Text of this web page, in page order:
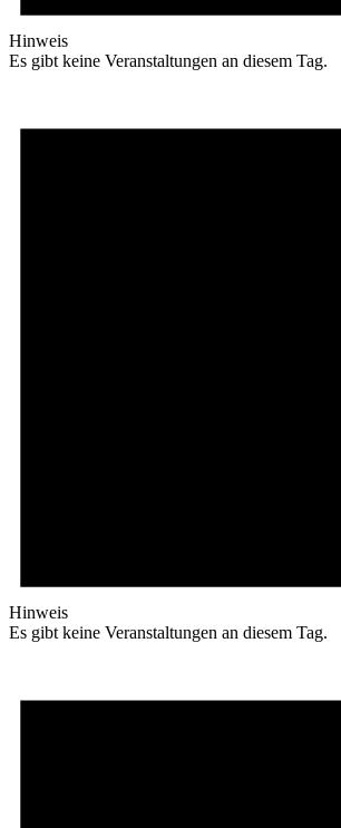
Hinweis
Es gibt keine Veranstaltungen an diesem Tag.
Hinweis
Es gibt keine Veranstaltungen an diesem Tag.